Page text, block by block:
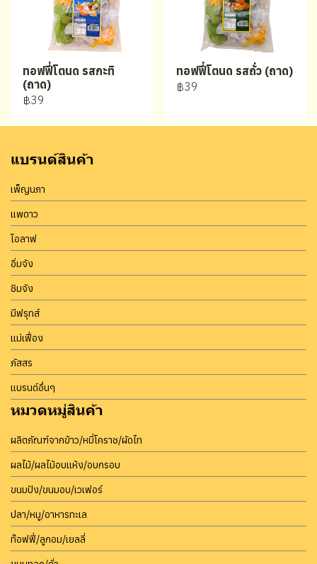
ทอฟฟี่โตนด รสกะทิ
(ถาด)
฿39
ทอฟฟี่โตนด รสถั่ว (ถาด)
฿39
แบรนด์สินค้า
เพ็ญนภา
แพดาว
โอลาฟ
อิ่มจัง
ชิมจัง
มีฟรุทส์
แม่เฟื่อง
ภัสสร
แบรนด์อื่นๆ
หมวดหมู่สินค้า
ผลิตภัณฑ์จากข้าว/หมี่โคราช/ผัดไท
ผลไม้/ผลไม้อบแห้ง/อบกรอบ
ขนมปัง/ขนมอบ/เวเฟอร์
ปลา/หมู/อาหารทะเล
ท๊อฟฟี่/ลูกอม/เยลลี่